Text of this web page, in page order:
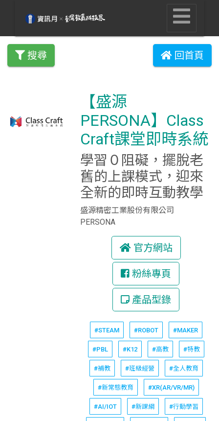
搜尋 回首頁
【盛源
PERSONA】Class
Craft課堂即時系統
學習０阻礙，擺脫老
舊的上課模式，迎來
全新的即時互動教學
盛源精密工業股份有限公司
PERSONA
官方網站
粉絲專頁
產品型錄
#STEAM #ROBOT #MAKER
#PBL #K12 #高教 #特教
#補教 #班級經營 #全人教育
#新常態教育 #XR(AR/VR/MR)
#AI/IOT #新課綱 #行動學習